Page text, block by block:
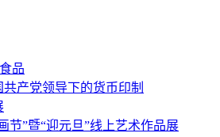
品
产党领导下的货币印制
节”暨“迎元旦”线上艺术作品展